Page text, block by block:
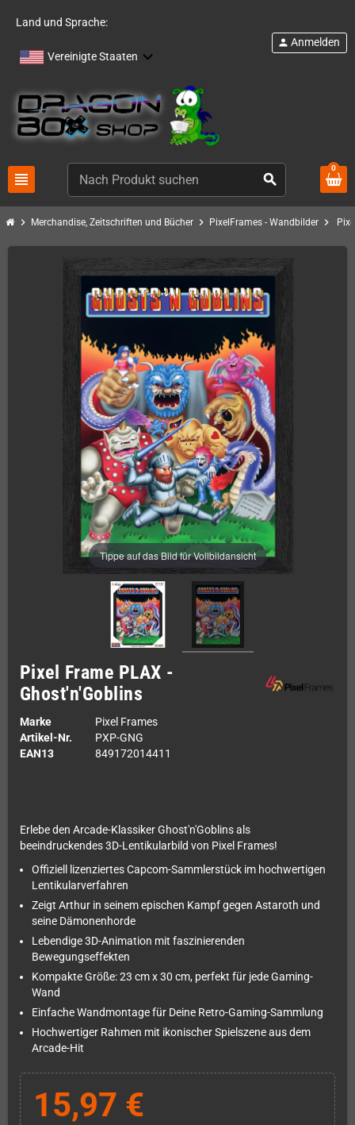
Land und Sprache:
Vereinigte Staaten
view_headline search
person Anmelden
0
chevron_right Merchandise, Zeitschriften und Bücher chevron_right PixelFrames - Wandbilder chevron_right
Tippe auf das Bild für Vollbildansicht
Pixel Frame PLAX -
Ghost'n'Goblins
Marke
Pixel Frames
Artikel-Nr.
PXP-GNG
EAN13
849172014411
Erlebe den Arcade-Klassiker Ghost'n'Goblins als
beeindruckendes 3D-Lentikularbild von Pixel Frames!
Offiziell lizenziertes Capcom-Sammlerstück im hochwertigen
Lentikularverfahren
Zeigt Arthur in seinem epischen Kampf gegen Astaroth und
seine Dämonenhorde
Lebendige 3D-Animation mit faszinierenden
Bewegungseffekten
Kompakte Größe: 23 cm x 30 cm, perfekt für jede Gaming-
Wand
Einfache Wandmontage für Deine Retro-Gaming-Sammlung
Hochwertiger Rahmen mit ikonischer Spielszene aus dem
Arcade-Hit
15,97 €